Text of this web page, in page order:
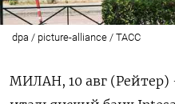
dpa / picture-alliance / ТАСС
МИЛАН, 10 авг